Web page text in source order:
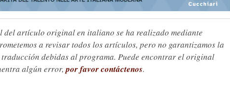
artículo original en italiano se ha realizado mediante
a revisar todos los artículos, pero no garantizamos la
debidas al programa. Puede encontrar el original
algún error,por favor contáctenos.